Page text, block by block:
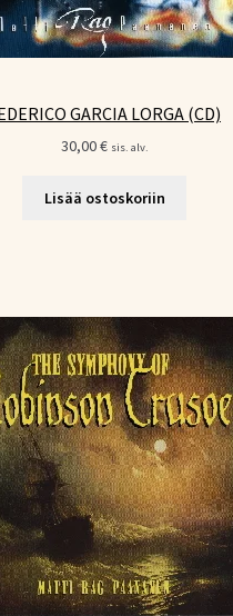
GARCIA LORGA (CD)
30,00€ sis. alv.
Lisää ostoskoriin